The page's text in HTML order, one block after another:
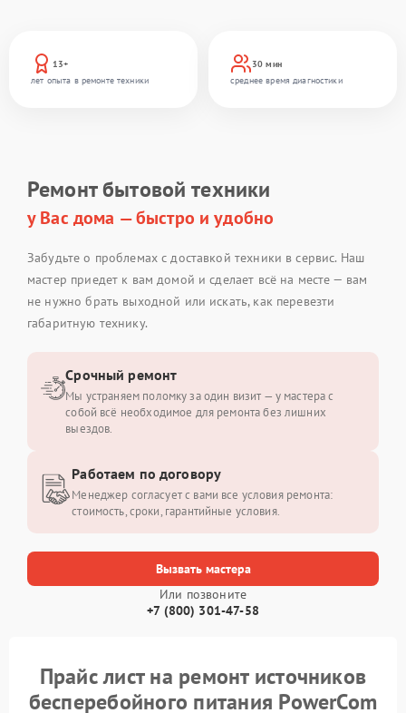
13+
лет опыта в ремонте техники
30 мин
среднее время диагностики
Ремонт бытовой техники
у Вас дома — быстро и удобно
Забудьте о проблемах с доставкой техники в сервис. Наш
мастер приедет к вам домой и сделает всё на месте — вам
не нужно брать выходной или искать, как перевезти
габаритную технику.
Вызвать мастера
Или позвоните
+7 (800) 301-47-58
Срочный ремонт
Мы устраняем поломку за один визит — у мастера с
собой всё необходимое для ремонта без лишних
выездов.
Работаем по договору
Менеджер согласует с вами все условия ремонта:
стоимость, сроки, гарантийные условия.
Прайс лист на ремонт источников
бесперебойного питания PowerCom